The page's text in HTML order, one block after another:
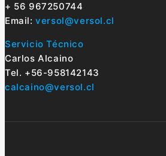
+ 56 967250744
Email:versol@versol.cl
Servicio Técnico
Carlos Alcaino
Tel. +56-958142143
calcaino@versol.cl